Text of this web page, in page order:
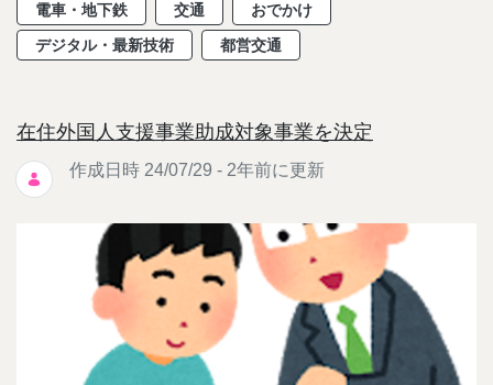
電車・地下鉄
交通
おでかけ
デジタル・最新技術
都営交通
在住外国人支援事業助成対象事業を決定
作成日時 24/07/29 - 2年前に更新